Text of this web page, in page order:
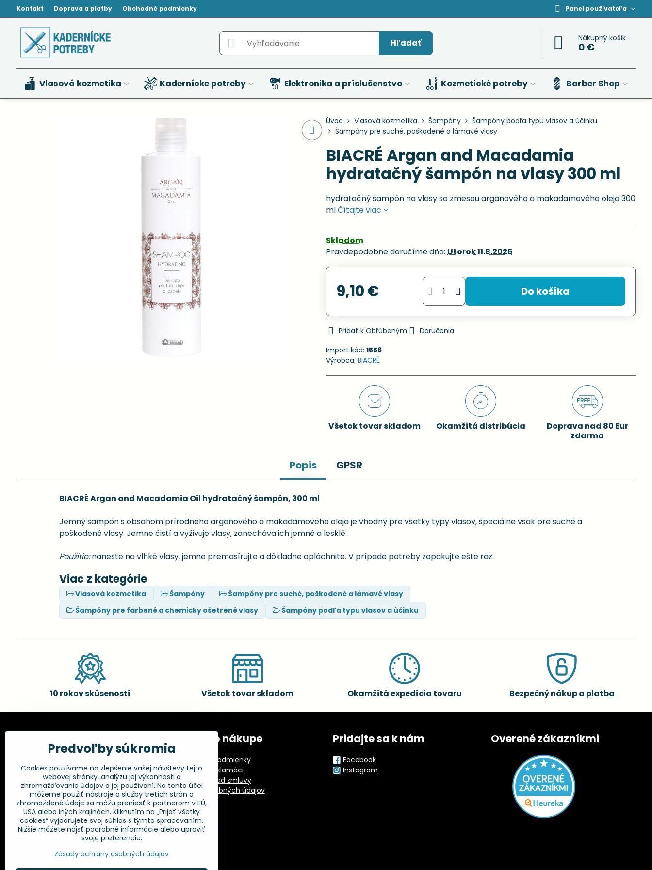
Kontakt Doprava a platby Obchodné podmienky Panel používateľa
Hľadať Nákupný košík
0 €
Vlasová kozmetika Kadernícke potreby Elektronika a príslušenstvo Kozmetické potreby Barber Shop
Úvod Vlasová kozmetika Šampóny
Šampóny podľa typu vlasov a účinku
Šampóny pre suché, poškodené a lámavé vlasy
BIACRÉ Argan and Macadamia
hydratačný šampón na vlasy 300 ml
hydratačný šampón na vlasy so zmesou arganového a makadamového oleja 300
mlČítajte viac
Skladom
Pravdepodobne doručíme dňa:Utorok11.8.2026
9,10 € Do košíka
Pridať k Obľúbeným
Doručenia
Import kód: 1556
Výrobca: BIACRÉ
Všetok tovar skladom Okamžitá distribúcia
Doprava nad 80 Eur
zdarma
Popis GPSR
BIACRÉ Argan and Macadamia Oil hydratačný šampón, 300 ml
Jemný šampón s obsahom prírodného argánového a makadámového oleja je vhodný pre všetky typy vlasov, špeciálne však pre suché a
poškodené vlasy. Jemne čistí a vyživuje vlasy, zanecháva ich jemné a lesklé.
Použitie:naneste na vlhké vlasy, jemne premasírujte a dôkladne opláchnite. V prípade potreby zopakujte ešte raz.
Viac z kategórie
Vlasová kozmetika Šampóny
Šampóny pre suché, poškodené a lámavé vlasy
Šampóny pre farbené a chemicky ošetrené vlasy
Šampóny podľa typu vlasov a účinku
10 rokov skúseností Všetok tovar skladom Okamžitá expedícia tovaru Bezpečný nákup a platba
Kadernícke potreby, s.r.o.
Fakturačné údaje:
Kadernícke potreby, s.r.o.
Klincová 37
821 08 Bratislava
+421 948 014 333
info​@kadernickepotreby​.sk
Objednávky
Všetko o nákupe
Obchodné podmienky
Postup pri reklamácii
Odstúpenie od zmluvy
Ochrana osobných údajov
GPSR
Pridajte sa k nám
Facebook
Instagram
Overené zákazníkmi
Predvoľby súkromia
Cookies používame na zlepšenie vašej návštevy tejto
webovej stránky, analýzu jej výkonnosti a
zhromažďovanie údajov o jej používaní. Na tento účel
môžeme použiť nástroje a služby tretích strán a
zhromaždené údaje sa môžu preniesť k partnerom v EÚ,
USA alebo iných krajinách. Kliknutím na „Prijať všetky
cookies“ vyjadrujete svoj súhlas s týmto spracovaním.
Nižšie môžete nájsť podrobné informácie alebo upraviť
svoje preferencie.
Zásady ochrany osobných údajov